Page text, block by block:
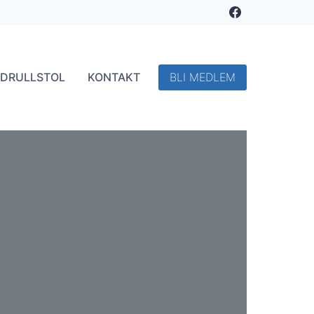
KONTAKT BLI MEDLEM